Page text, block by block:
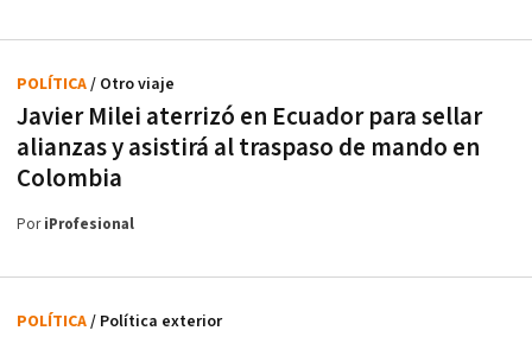
Javier Milei aterrizó en Ecuador para sellar
alianzas y asistirá al traspaso de mando en
Colombia
POLÍTICA/ Otro viaje
PoriProfesional
POLÍTICA/ Política exterior